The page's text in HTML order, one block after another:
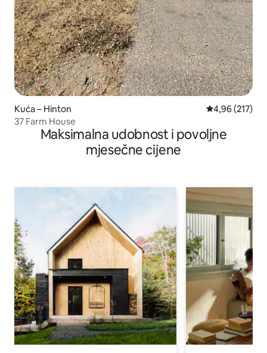
Kuća – Hinton Prosječna
4,96 (217)
37 Farm House
Maksimalna udobnost i povoljne
mjesečne cijene